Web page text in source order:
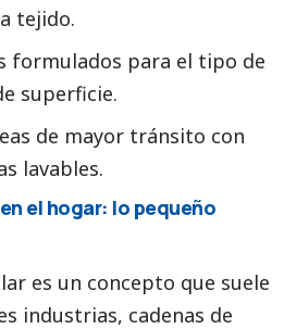
tejido.
formulados para el tipo de
superficie.
de mayor tránsito con
lavables.
el hogar: lo pequeño
es un concepto que suele
industrias, cadenas de